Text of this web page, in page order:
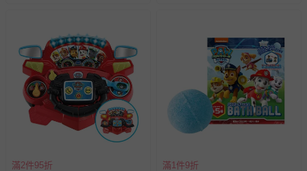
滿2件95折 滿1件9折